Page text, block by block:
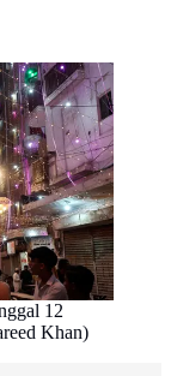
12
Khan)